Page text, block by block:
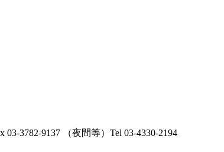
03-3782-9137 （夜間等）Tel 03-4330-2194